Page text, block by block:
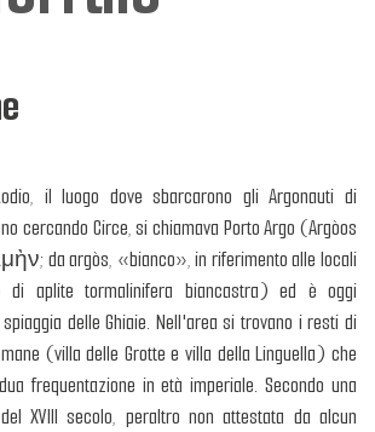
il luogo dove sbarcarono gli Argonauti di
cercando Circe, si chiamava Porto Argo (Argòos
da argòs, «bianco», in riferimento alle locali
di aplite tormalinifera biancastra) ed è oggi
delle Ghiaie. Nell'area si trovano i resti di
(villa delle Grotte e villa della Linguella) che
frequentazione in età imperiale. Secondo una
XVIII secolo, peraltro non attestata da alcun